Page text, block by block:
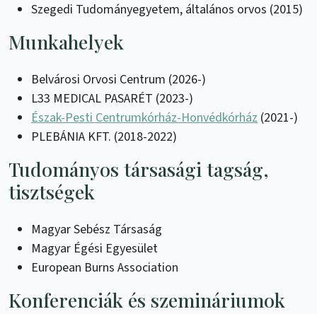
Szegedi Tudományegyetem, általános orvos (2015)
Munkahelyek
Belvárosi Orvosi Centrum (2026-)
L33 MEDICAL PASARÉT (2023-)
Észak-Pesti Centrumkórház-Honvédkórház (2021-)
PLEBÁNIA KFT. (2018-2022)
Tudományos társasági tagság,
tisztségek
Magyar Sebész Társaság
Magyar Égési Egyesület
European Burns Association
Konferenciák és szemináriumok